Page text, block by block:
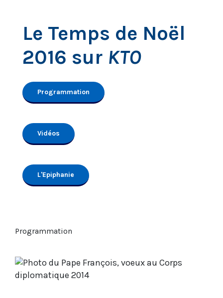
Le Temps de Noël
2016 sur KTO
Programmation
Vidéos
L'Epiphanie
Programmation